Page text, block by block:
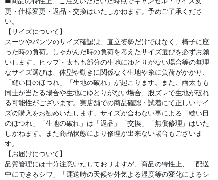
更・仕様変更・返品・交換はいたしかねます。予めご了承くださ
い。
【サイズについて】
スーツやパンツのサイズ確認は、直立姿勢だけではなく、椅子に座
った時の負荷。しゃがんだ時の負荷を考えたサイズ選びを必ずお願
いします。ヒップ・太もも部分の生地にゆとりがない場合等の無理
なサイズ選びは、体型や動きに関係なく生地や糸に負荷がかかり、
「縫い目のほつれ」「生地の破れ」が起こります。また、両太もも
同士が当たる場合や生地にゆとりがない場合、股ズレで生地が破れ
る可能性がございます。実店舗での商品確認・試着にて正しいサイ
ズの購入をお勧めいたします。サイズが合わない事による「縫い目
のほつれ」「生地の破れ」は「返品」「交換」「無償修理」はいた
しかねます。また商品状態により修理が出来ない場合もございま
す。
【お届けについて】
品質管理には十分注意いたしておりますが、商品の特性上、「配送
中にできるシワ」「運送時の天候や外気よる湿度等の変化によるシ